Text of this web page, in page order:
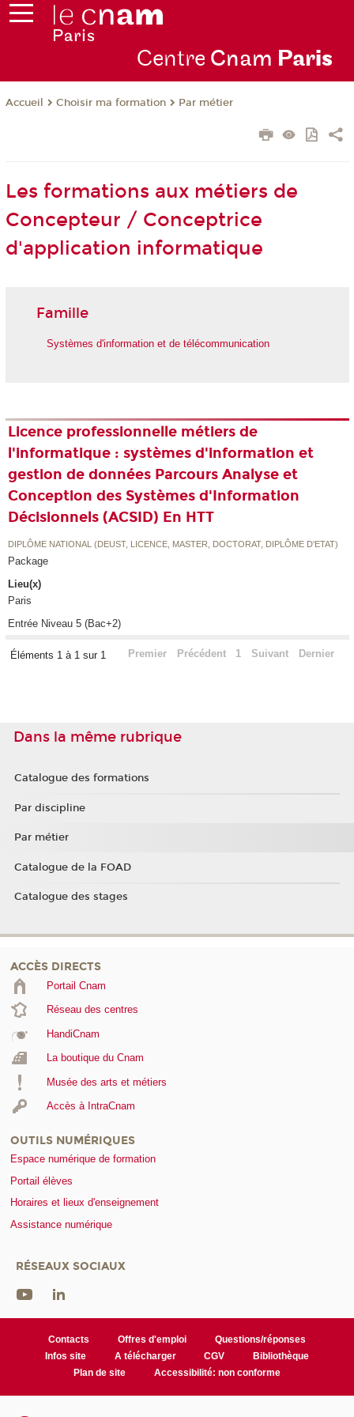
Centre Cnam Paris
Accueil Choisir ma formation Par métier
Les formations aux métiers de
Concepteur / Conceptrice
d'application informatique
Famille
Systèmes d'information et de télécommunication
Licence professionnelle métiers de
l'informatique : systèmes d'information et
gestion de données Parcours Analyse et
Conception des Systèmes d'Information
Décisionnels (ACSID) En HTT
DIPLÔME NATIONAL (DEUST, LICENCE, MASTER, DOCTORAT, DIPLÔME D'ETAT)
Package
Lieu(x)
Paris
Entrée Niveau 5 (Bac+2)
Éléments 1 à 1 sur 1 Premier Précédent 1 Suivant Dernier
Dans la même rubrique
Catalogue des formations
Par discipline
Par métier
Catalogue de la FOAD
Catalogue des stages
ACCÈS DIRECTS
Portail Cnam
Réseau des centres
HandiCnam
La boutique du Cnam
Musée des arts et métiers
Accès à IntraCnam
OUTILS NUMÉRIQUES
Espace numérique de formation
Portail élèves
Horaires et lieux d'enseignement
Assistance numérique
RÉSEAUX SOCIAUX
Contacts Offres d'emploi
Questions/réponses
Infos site
A télécharger CGV
Bibliothèque
Plan de site
Accessibilité: non conforme